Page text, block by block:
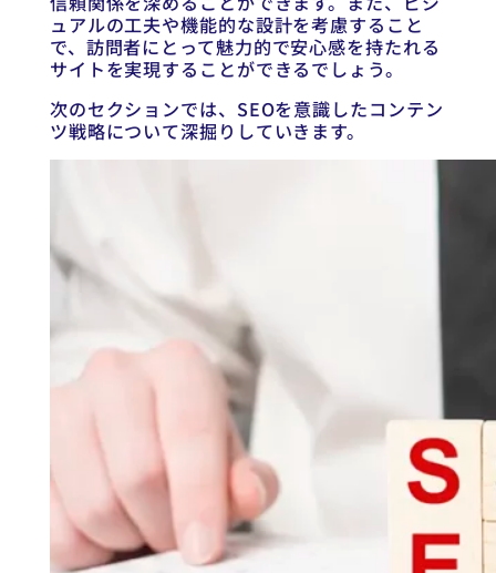
ュアルの工夫や機能的な設計を考慮すること
で、訪問者にとって魅力的で安心感を持たれる
サイトを実現することができるでしょう。
次のセクションでは、SEOを意識したコンテン
ツ戦略について深掘りしていきます。